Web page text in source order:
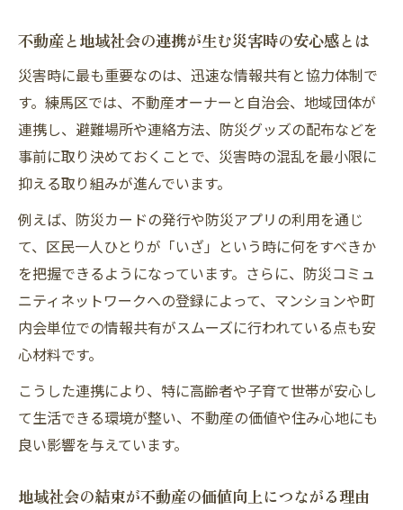
防災アプリ活用が不動産と地域社会の連携
を高める
地域社会で広がる防災アプリ利用と不動産
の安全管理
不動産管理に役立つ防災アプリの最新機能
と導入法
防災アプリが地域社会の情報共有を加速さ
せる理由
不動産所有者が知っておきたい防災アプリ
の活用術
女性防災リーダーが導く新しい地域協力の形
女性防災リーダーが不動産と地域社会に与
える影響
地域社会で活躍する女性防災リーダーの役
割と実例
事例紹介
不動産と地域社会の連携が生む災害時の安心感とは
災害時に最も重要なのは、迅速な情報共有と協力体制で
す。練馬区では、不動産オーナーと自治会、地域団体が
連携し、避難場所や連絡方法、防災グッズの配布などを
事前に取り決めておくことで、災害時の混乱を最小限に
抑える取り組みが進んでいます。
例えば、防災カードの発行や防災アプリの利用を通じ
て、区民一人ひとりが「いざ」という時に何をすべきか
を把握できるようになっています。さらに、防災コミュ
ニティネットワークへの登録によって、マンションや町
内会単位での情報共有がスムーズに行われている点も安
心材料です。
こうした連携により、特に高齢者や子育て世帯が安心し
て生活できる環境が整い、不動産の価値や住み心地にも
良い影響を与えています。
地域社会の結束が不動産の価値向上につながる理由